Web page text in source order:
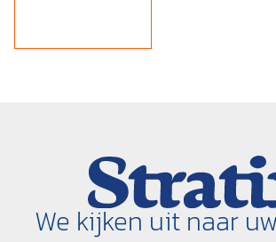
We kijken uit naar